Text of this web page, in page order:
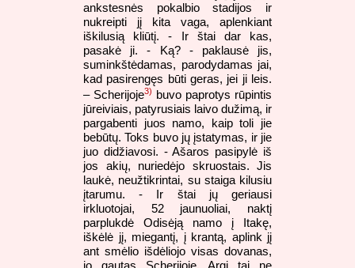
ankstesnės pokalbio stadijos ir
nukreipti jį kita vaga, aplenkiant
iškilusią kliūtį. - Ir štai dar kas,
pasakė ji. - Ką? - paklausė jis,
suminkštėdamas, parodydamas jai,
kad pasirengęs būti geras, jei ji leis.
– Scherijoje3) buvo paprotys rūpintis
jūreiviais, patyrusiais laivo dužimą, ir
pargabenti juos namo, kaip toli jie
bebūtų. Toks buvo jų įstatymas, ir jie
juo didžiavosi. - Ašaros pasipylė iš
jos akių, nuriedėjo skruostais. Jis
laukė, neužtikrintai, su staiga kilusiu
įtarumu. - Ir štai jų geriausi
irkluotojai, 52 jaunuoliai, naktį
parplukdė Odisėją namo į Itakę,
iškėlė jį, miegantį, į krantą, aplink jį
ant smėlio išdėliojo visas dovanas,
jo gautas Scherijoje. Argi tai ne